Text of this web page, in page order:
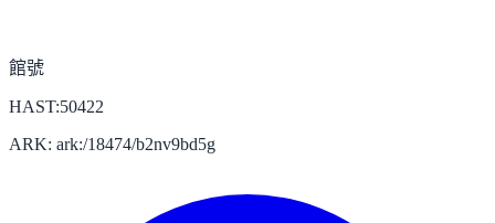
館號
HAST:50422
ARK: ark:/18474/b2nv9bd5g